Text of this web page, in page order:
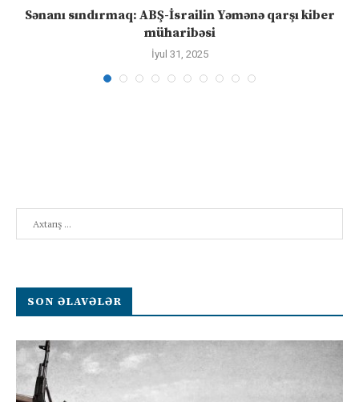
Sənanı sındırmaq: ABŞ-İsrailin Yəmənə qarşı kiber
müharibəsi
İyul 31, 2025
SON ƏLAVƏLƏR